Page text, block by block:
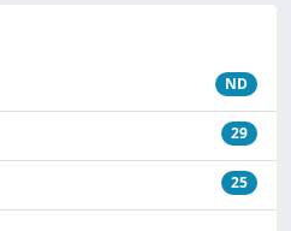
ND
29
25